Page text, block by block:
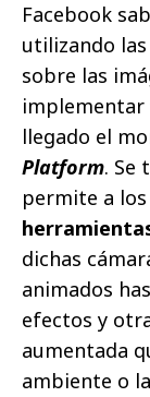
Facebook
utilizando
sobre las
implementar
llegado el
Platform. Se
permite a
dichas
animados
efectos y
aumentada
ambiente o